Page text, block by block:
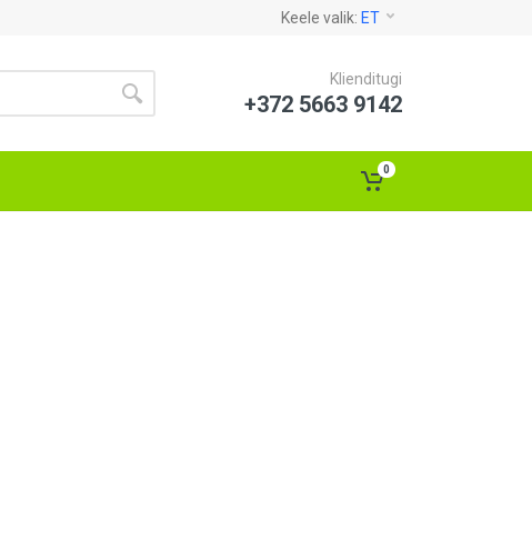
Keele valik: ET
Klienditugi
+372 5663 9142
0